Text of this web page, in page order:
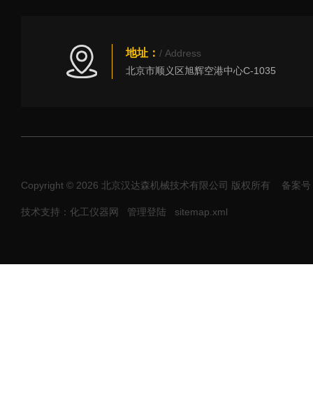
地址： / Address
北京市顺义区旭辉空港中心C-1035
Copyright © 2026 北京汉达森机械技术有限公司 版权所有 备案
技术支持：化工仪器网 管理登陆 sitemap.xml